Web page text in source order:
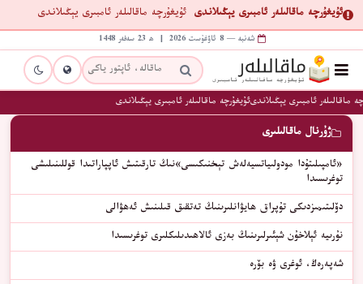
ئۇيغۇرچە ماقالىلەر ئامبىرى يېڭىلاندى ئۇيغۇرچە ماقالىلەر ئامبىرى يېڭىلاندى
شەنبە — 8 ئاۋغۇست 2026 | ھ 23 سەفەر 1448
ماقالىلەر ئامبىرى يېڭىلاندىئۇيغۇرچە ماقالىلەر ئامبىرى يېڭىلاندى
ژۇرنال ماقالىلىرى
«ئامپىلىتۇدا مودولىياتسيەلەش تېخنىكىسى»نىڭ تارقىتىش ئاپپاراتىدا قوللىنىلىشى
توغرىسىدا
دۆلىتىمىزدىكى تۇپراق ھايۋانلىرىنىڭ تەتقىق قىلىنىش ئەھۋالى
نۇرىيە ئېلاخۇن شېئىرلىرىنىڭ بەزى ئالاھىدىلىكلىرى توغرىسىدا
شەپەرەڭ، ئوغرى ۋە بۆرە